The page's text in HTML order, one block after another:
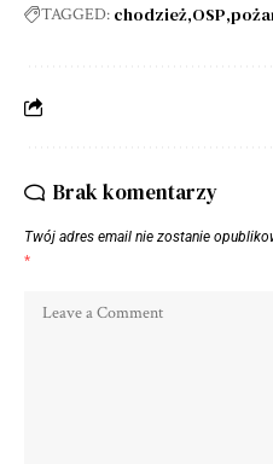
TAGGED: chodzież OSP
Brak komentarzy
Twój adres email nie zostanie
*